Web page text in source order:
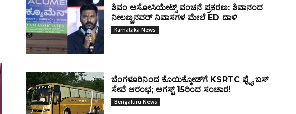
ಶಿವಂ ಅಸೋಸಿಯೇಟ್ಸ್ ವಂಚನೆ ಪ್ರಕರಣ: ಶಿವಾನಂದ
ನೀಲಣ್ಣನವರ್ ನಿವಾಸಗಳ ಮೇಲೆ ED ದಾಳಿ
Karnataka News
ಬೆಂಗಳೂರಿನಿಂದ ಕೊಯಿಕ್ಕೋಡ್‌ಗೆ KSRTC ಫ್ಲೈ ಬಸ್
ಸೇವೆ ಆರಂಭ; ಆಗಸ್ಟ್ 15ರಿಂದ ಸಂಚಾರ!
Bengaluru News